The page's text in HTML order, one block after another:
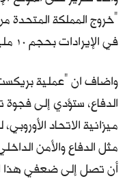
“خروج المملكة المتحدة
في الإيرادات بحجم 10 مليار يورو على الأقل سنوياً”.
واضاف ان “عملية
ميزانية الاتحاد
مثل الدفاع والأمن
أن تصل إلى ضعفي هذا